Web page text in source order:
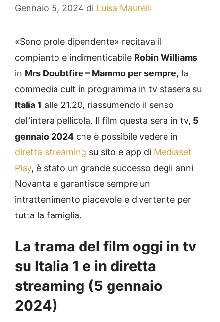
Gennaio 5, 2024 di Luisa Maurelli
«Sono prole dipendente» recitava il
compianto e indimenticabile Robin Williams
in Mrs Doubtfire – Mammo per sempre, la
commedia cult in programma in tv stasera su
Italia 1 alle 21.20, riassumendo il senso
dell’intera pellicola. Il film questa sera in tv, 5
gennaio 2024 che è possibile vedere in
diretta streaming su sito e app di Mediaset
Play, è stato un grande successo degli anni
Novanta e garantisce sempre un
intrattenimento piacevole e divertente per
tutta la famiglia.
La trama del film oggi in tv
su Italia 1 e in diretta
streaming (5 gennaio
2024)